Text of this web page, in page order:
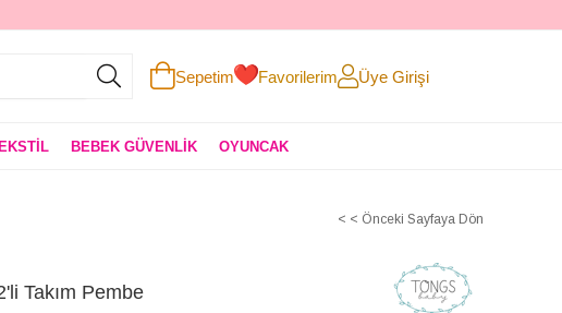
Sepetim Favorilerim Üye Girişi
BEBEK GÜVENLİK OYUNCAK
< < Önceki Sayfaya Dön
Takım Pembe